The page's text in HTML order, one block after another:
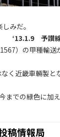
みだ。
‘13.1.9 予讃
）の甲種輸
く近畿車輛製と
での緑色に加
稿情報局